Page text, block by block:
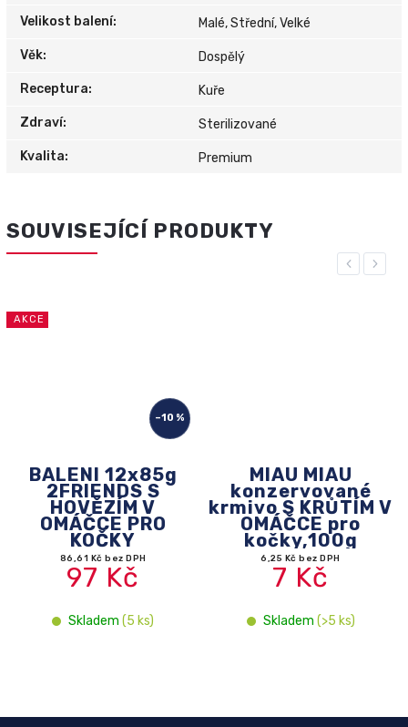
Velikost balení: Malé, Střední, Velké
Věk: Dospělý
Receptura: Kuře
Zdraví: Sterilizované
Kvalita: Premium
SOUVISEJÍCÍ PRODUKTY
Previous
MIAU MIAU
konzervované
krmivo S KRŮTÍM V
OMÁČCE pro
kočky,100g
6,25 Kč bez DPH
7 Kč
Skladem (>5 ks)
CLUB 4 PAWS«S
králičím».Suché
krmivo pro
dospělé kočky
300g
37,50 Kč bez DPH
42 Kč
Skladem(>5 ks)
Next